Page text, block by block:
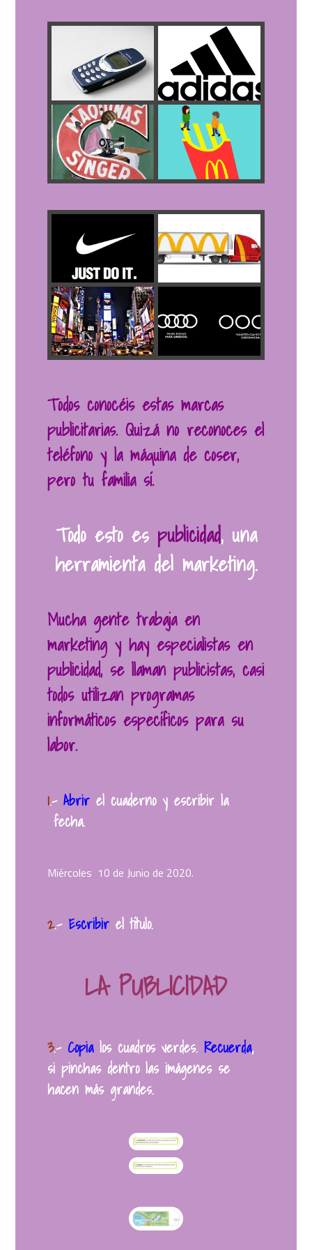
Todos conocéis estas marcas
publicitarias. Quizá no reconoces el
teléfono y la máquina de coser,
pero tu familia sí.
Todo esto es publicidad, una
herramienta del marketing.
Mucha gente trabaja en
marketing y hay especialistas en
publicidad, se llaman publicistas, casi
todos utilizan programas
informáticos específicos para su
labor.
1.–Abrirel cuaderno y escribir la
fecha.
Miércoles 10 de Junio de 2020.
2.–Escribirel título.
LA PUBLICIDAD
3.–Copialos cuadros verdes. Recuerda,
si pinchas dentro las imágenes se
hacen más grandes.